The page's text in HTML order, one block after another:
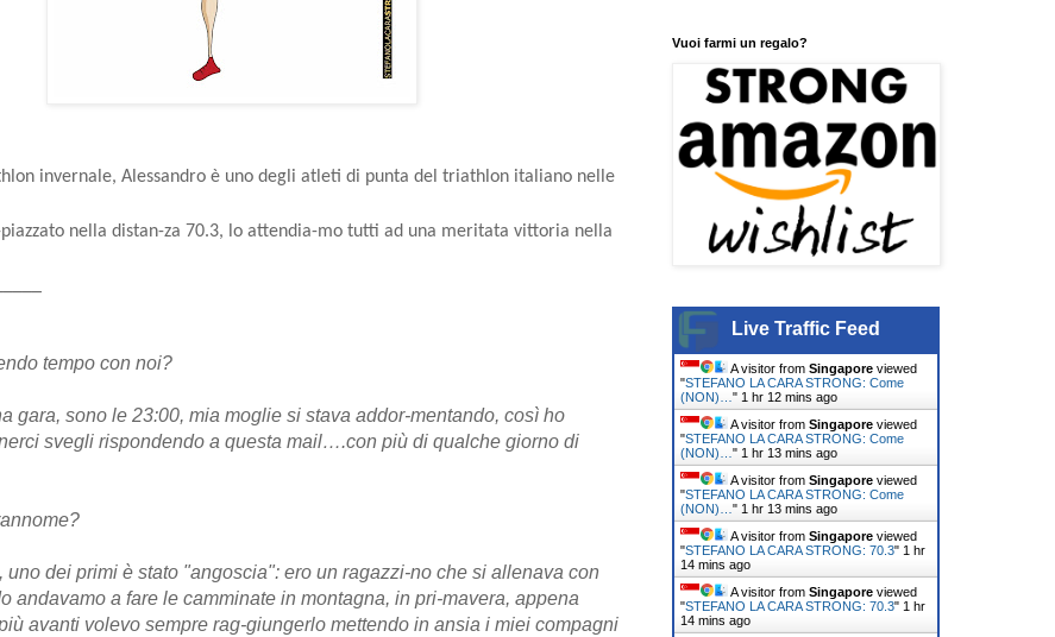
invernale, Alessandro è uno degli atleti di punta del triathlon italiano nelle
nella distan-za 70.3, lo attendia-mo tutti ad una meritata vittoria nella
tempo con noi?
gara, sono le 23:00, mia moglie si stava addor-mentando, così ho
svegli rispondendo a questa mail….con più di qualche giorno di
uno dei primi è stato "angoscia": ero un ragazzi-no che si allenava con
andavamo a fare le camminate in montagna, in pri-mavera, appena
avanti volevo sempre rag-giungerlo mettendo in ansia i miei compagni
Vuoi farmi un regalo?
Live Traffic Feed
A visitor from Singapore viewed
"STEFANO LA CARA STRONG: Come
(NON)… " 1 hr 12 mins ago
A visitor from Singapore viewed
"STEFANO LA CARA STRONG: Come
(NON)… " 1 hr 13 mins ago
A visitor from Singapore viewed
"STEFANO LA CARA STRONG: Come
(NON)… " 1 hr 13 mins ago
A visitor from Singapore viewed
"STEFANO LA CARA STRONG: 70.3" 1 hr
14 mins ago
A visitor from Singapore viewed
"STEFANO LA CARA STRONG: 70.3" 1 hr
14 mins ago